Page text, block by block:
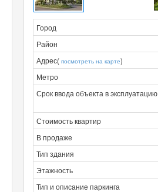
Город
Район
Адрес( посмотреть на карте)
Метро
Срок ввода объекта в эксплуатацию
Стоимость квартир
В продаже
Тип здания
Этажность
Тип и описание паркинга